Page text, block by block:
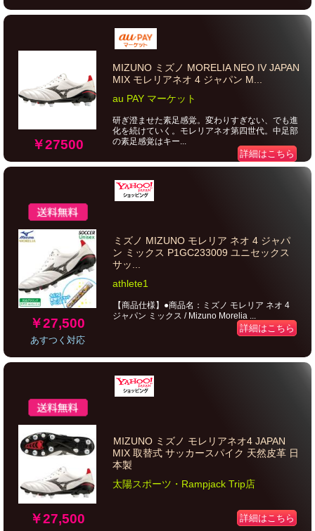
￥27500
MIZUNO ミズノ MORELIA NEO IV JAPAN
MIX モレリアネオ 4 ジャパン M...
au PAY マーケット
研ぎ澄ませた素足感覚。変わりすぎない、でも進
化を続けていく。モレリアネオ第四世代。中足部
の素足感覚はキー...
詳細はこちら
￥27,500
あすつく対応
ミズノ MIZUNO モレリア ネオ 4 ジャパ
ン ミックス P1GC233009 ユニセックス
サッ...
athlete1
【商品仕様】●商品名：ミズノ モレリア ネオ 4
ジャパン ミックス / Mizuno Morelia ...
詳細はこちら
￥27,500
MIZUNO ミズノ モレリアネオ4 JAPAN
MIX 取替式 サッカースパイク 天然皮革 日
本製
太陽スポーツ・Rampjack Trip店
詳細はこちら